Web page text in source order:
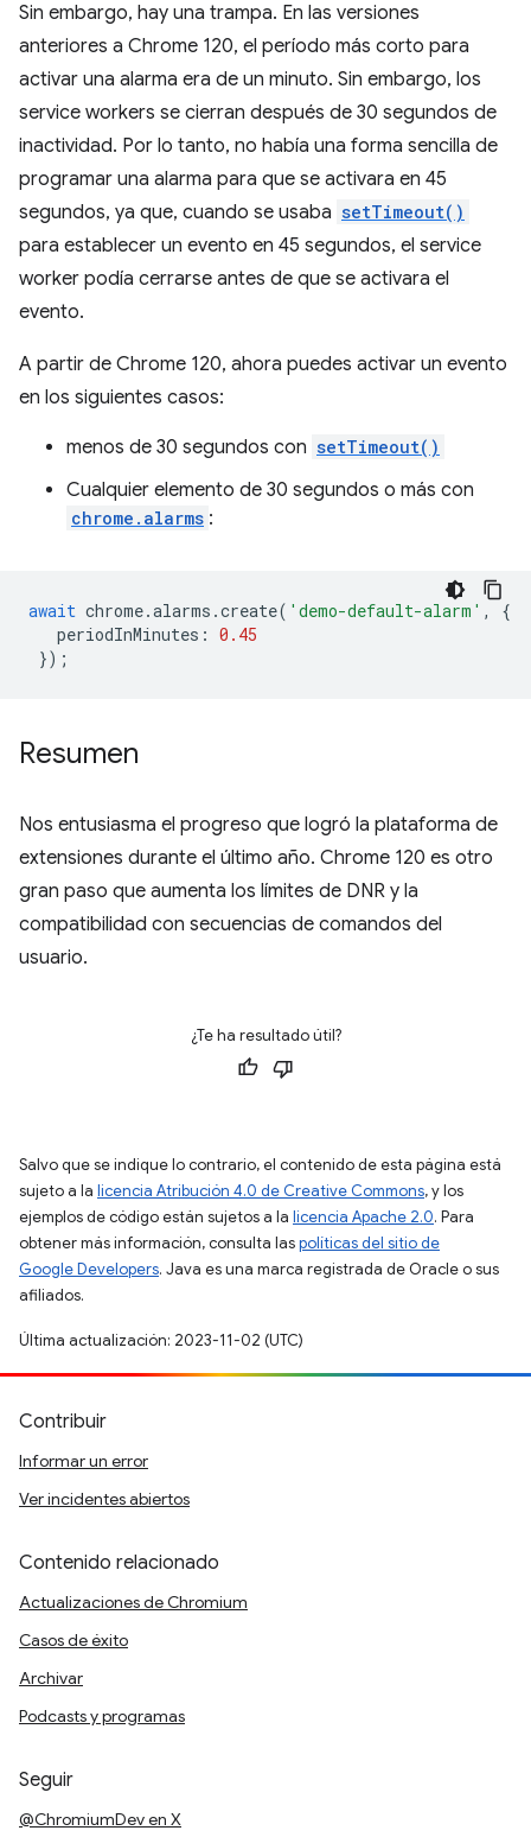
Sin embargo, hay una trampa. En las versiones
anteriores a Chrome 120, el período más corto para
activar una alarma era de un minuto. Sin embargo, los
service workers se cierran después de 30 segundos de
inactividad. Por lo tanto, no había una forma sencilla de
programar una alarma para que se activara en 45
segundos, ya que, cuando se usaba setTimeout()
para establecer un evento en 45 segundos, el service
worker podía cerrarse antes de que se activara el
evento.
A partir de Chrome 120, ahora puedes activar un evento
en los siguientes casos:
menos de 30 segundos con setTimeout()
Cualquier elemento de 30 segundos o más con
chrome.alarms :
await chrome.alarms .create( 'demo-default-alarm' ,
{
periodInMinutes : 0.45
});
Resumen
Nos entusiasma el progreso que logró la plataforma de
extensiones durante el último año. Chrome 120 es otro
gran paso que aumenta los límites de DNR y la
compatibilidad con secuencias de comandos del
usuario.
¿Te ha resultado útil?
Salvo que se indique lo contrario, el contenido de esta página está
sujeto a la licencia Atribución 4.0 de Creative Commons, y los
ejemplos de código están sujetos a la licencia Apache 2.0. Para
obtener más información, consulta laspolíticas del sitio de
Google Developers. Java es una marca registrada de Oracle o sus
afiliados.
Última actualización: 2023-11-02 (UTC)
Contribuir
Informar un error
Ver incidentes abiertos
Contenido relacionado
Actualizaciones de Chromium
Casos de éxito
Archivar
Podcasts y programas
Seguir
@ChromiumDev en X